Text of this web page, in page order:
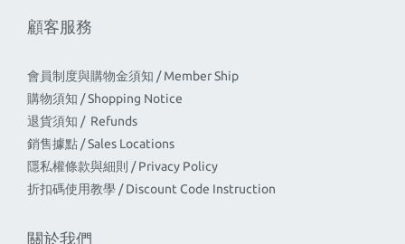
顧客服務
會員制度與購物金須知 / Member Ship
購物須知 / Shopping Notice
退貨須知 / Refunds
銷售據點 / Sales Locations
隱私權條款與細則 / Privacy Policy
折扣碼使用教學 / Discount Code Instruction
關於我們